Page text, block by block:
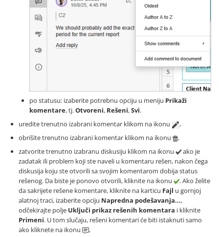
po statusu: izaberite potrebnu opciju u meniju Prikaži
komentare, tj.Otvoreni, Rešeni,Svi.
uredite trenutno izabrani komentar klikom na ikonu
,
obrišite trenutno izabrani komentar klikom na ikonu
,
zatvorite trenutno izabranu diskusiju klikom na ikonu
ako je
zadatak ili problem koji ste naveli u komentaru rešen, nakon čega
diskusija koju ste otvorili sa svojim komentarom dobija status
rešenog. Da biste je ponovo otvorili, kliknite na ikonu
. Ako želite
da sakrijete rešene komentare, kliknite na karticu Fajl u gornjoj
alatnoj traci, izaberite opciju Napredna podešavanja...,
odčekirajte polje Uključi prikaz rešenih komentara i kliknite
Primeni. U tom slučaju, rešeni komentari će biti istaknuti samo
ako kliknete na ikonu
,